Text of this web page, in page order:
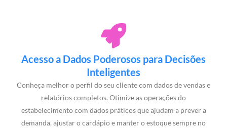
Acesso a Dados Poderosos para Decisões
Inteligentes
Conheça melhor o perfil do seu cliente com dados de vendas e
relatórios completos. Otimize as operações do
estabelecimento com dados práticos que ajudam a prever a
demanda, ajustar o cardápio e manter o estoque sempre no